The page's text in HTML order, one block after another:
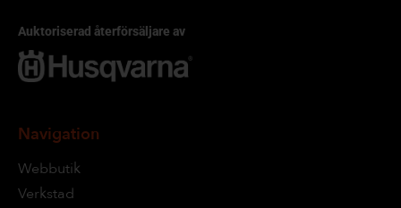
Auktoriserad återförsäljare av
Navigation
Webbutik
Verkstad